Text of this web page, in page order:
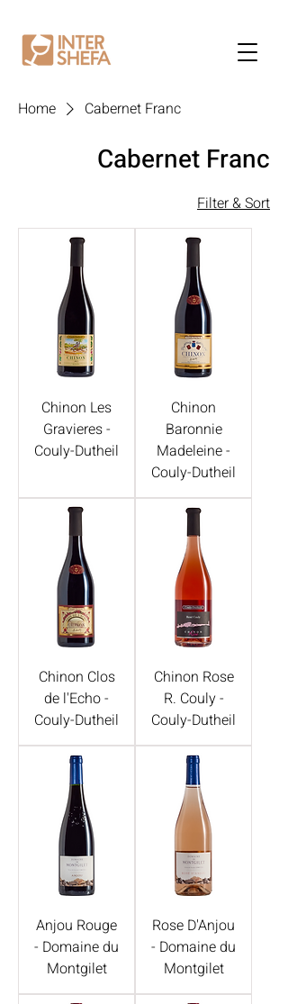
Home Cabernet Franc
Cabernet Franc
Filter & Sort
Chinon Les
Gravieres -
Couly-Dutheil
Chinon
Baronnie
Madeleine -
Couly-Dutheil
Chinon Clos
de l'Echo -
Couly-Dutheil
Chinon Rose
R. Couly -
Couly-Dutheil
Anjou Rouge
- Domaine du
Montgilet
Rose D'Anjou
- Domaine du
Montgilet